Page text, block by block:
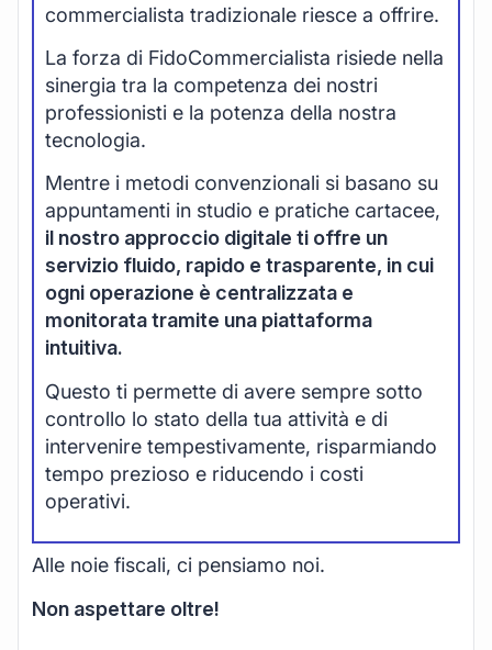
commercialista tradizionale riesce a offrire.
La forza di FidoCommercialista risiede nella
sinergia tra la competenza dei nostri
professionisti e la potenza della nostra
tecnologia.
Mentre i metodi convenzionali si basano su
appuntamenti in studio e pratiche cartacee,
il nostro approccio digitale ti offre un
servizio fluido, rapido e trasparente, in cui
ogni operazione è centralizzata e
monitorata tramite una piattaforma
intuitiva.
Questo ti permette di avere sempre sotto
controllo lo stato della tua attività e di
intervenire tempestivamente, risparmiando
tempo prezioso e riducendo i costi
operativi.
Alle noie fiscali, ci pensiamo noi.
Non aspettare oltre!